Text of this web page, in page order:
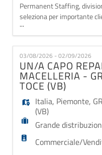
Permanent Staffing,
seleziona per importante
Distribuzione Organizzata
REPARTO MACELLERIA.
macelleria, con esperienza
e passione per il lavoro di
l'opportunità giusta per te!
responsabile de
...
03/08/2026 - 02/09/2026
UN/A CAPO
MACELLERIA -
TOCE (VB)
Italia, Piemonte,
(VB)
Grande
Commerciale/